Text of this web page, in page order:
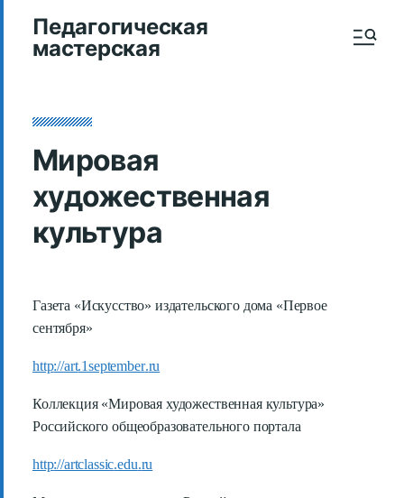
Педагогическая
мастерская
Мировая
художественная
культура
Газета «Искусство» издательского дома «Первое
сентября»
http://art.1september.ru
Коллекция «Мировая художественная культура»
Российского общеобразовательного портала
http://artclassic.edu.ru